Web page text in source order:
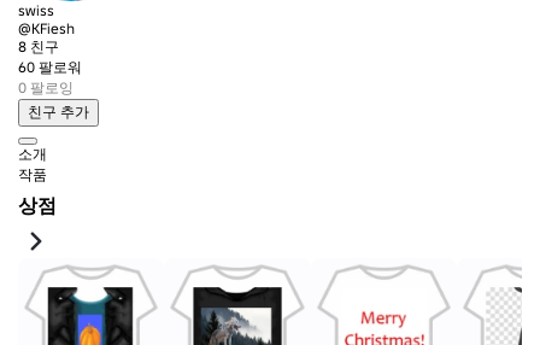
swiss
@KFiesh
8 친구
60 팔로워
0 팔로잉
친구 추가
소개
작품
상점